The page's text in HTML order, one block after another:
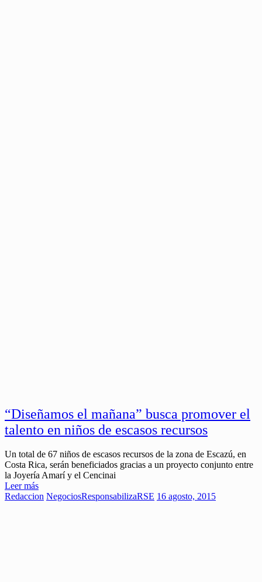
“Diseñamos el mañana” busca promover el
talento en niños de escasos recursos
Un total de 67 niños de escasos recursos de la zona de Escazú, en
Costa Rica, serán beneficiados gracias a un proyecto conjunto entre
la Joyería Amarí y el Cencinai
Leer más
Redaccion NegociosResponsabilizaRSE 16 agosto, 2015